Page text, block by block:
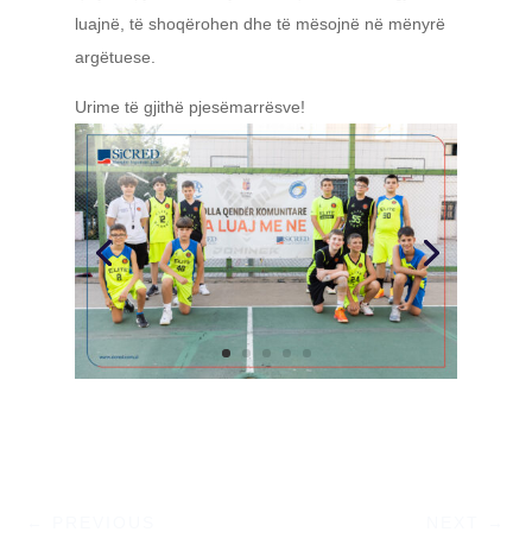
luajnë, të shoqërohen dhe të mësojnë në mënyrë
argëtuese.
Urime të gjithë pjesëmarrësve!